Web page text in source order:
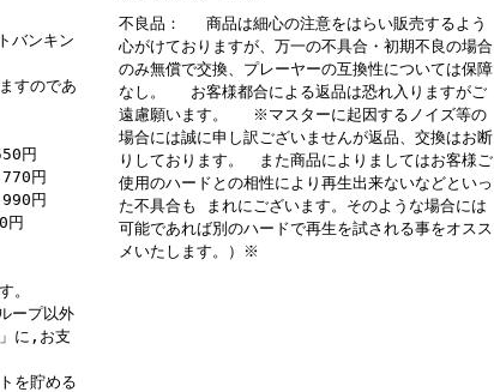
バンキン
すのであ
円
円
円
円
。
ープ以外
に,お支
を貯める
不良品： 商品は細心の注意をはらい販売するよう
心がけておりますが、万一の不具合・初期不良の場合
のみ無償で交換、プレーヤーの互換性については保障
なし。 お客様都合による返品は恐れ入りますがご
遠慮願います。 ※マスターに起因するノイズ等の
場合には誠に申し訳ございませんが返品、交換はお断
りしております。 また商品によりましてはお客様ご
使用のハードとの相性により再生出来ないなどといっ
た不具合も まれにございます。そのような場合には
可能であれば別のハードで再生を試される事をオスス
メいたします。）※